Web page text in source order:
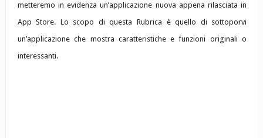
metteremo in evidenza un’applicazione nuova appena rilasciata in
App Store. Lo scopo di questa Rubrica è quello di sottoporvi
un’applicazione che mostra caratteristiche e funzioni originali o
interessanti.